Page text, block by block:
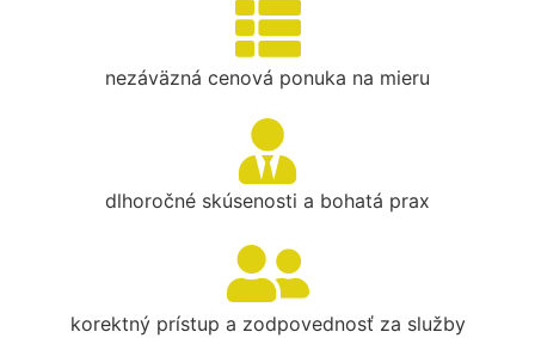
nezáväzná cenová ponuka na mieru
dlhoročné skúsenosti a bohatá prax
korektný prístup a zodpovednosť za služby